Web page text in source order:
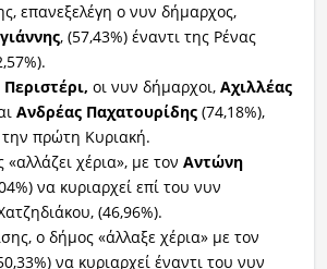
επανεξελέγη ο νυν δήμαρχος,
, (57,43%) έναντι της Ρένας
οι νυν δήμαρχοι, Αχιλλέας
Ανδρέας Παχατουρίδης(74,18%),
την πρώτη Κυριακή.
«αλλάζει χέρια», με τον Αντώνη
να κυριαρχεί επί του νυν
(46,96%).
ο δήμος «άλλαξε χέρια» με τον
να κυριαρχεί έναντι του νυν